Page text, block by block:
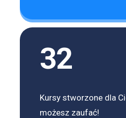
32
Kursy stworzone dla
możesz zaufać!